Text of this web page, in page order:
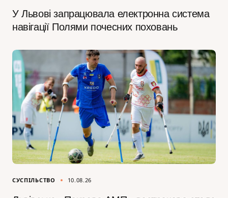
У Львові запрацювала електронна система
навігації Полями почесних поховань
СУСПІЛЬСТВО 10.08.26